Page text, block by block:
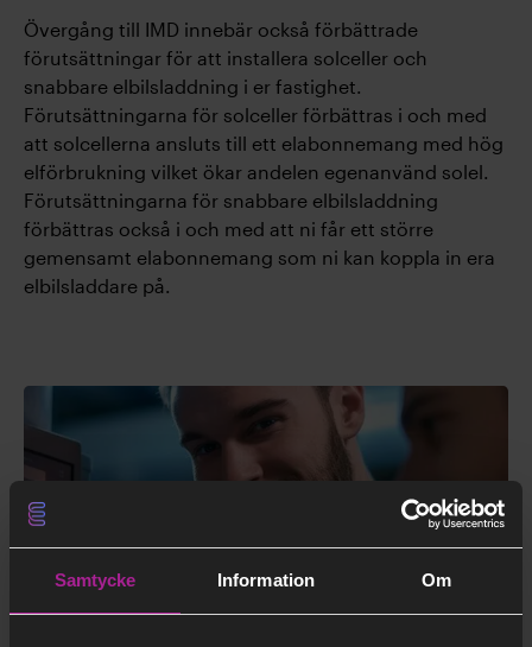
Samtycke Information Om
Övergång till IMD innebär också förbättrade
förutsättningar för att installera solceller och
snabbare elbilsladdning i er fastighet.
Förutsättningarna för solceller förbättras i och med
att solcellerna ansluts till ett elabonnemang med hög
elförbrukning vilket ökar andelen egenanvänd solel.
Förutsättningarna för snabbare elbilsladdning
förbättras också i och med att ni får ett större
gemensamt elabonnemang som ni kan koppla in era
elbilsladdare på.